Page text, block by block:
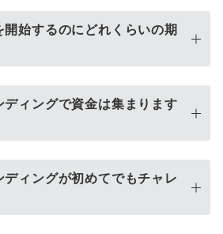
開始するのにどれくらいの期
ディングで資金は集まります
ディングが初めてでもチャレ